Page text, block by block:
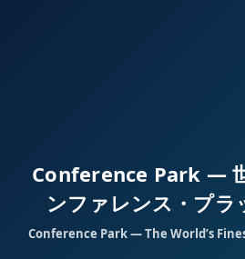
Conference Park —
ンファレンス・プラ
Conference Park — The World’s